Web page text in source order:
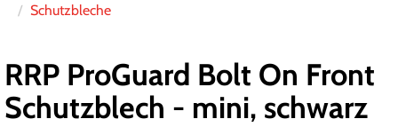
Schutzbleche
RRP ProGuard Bolt On Front
Schutzblech - mini, schwarz